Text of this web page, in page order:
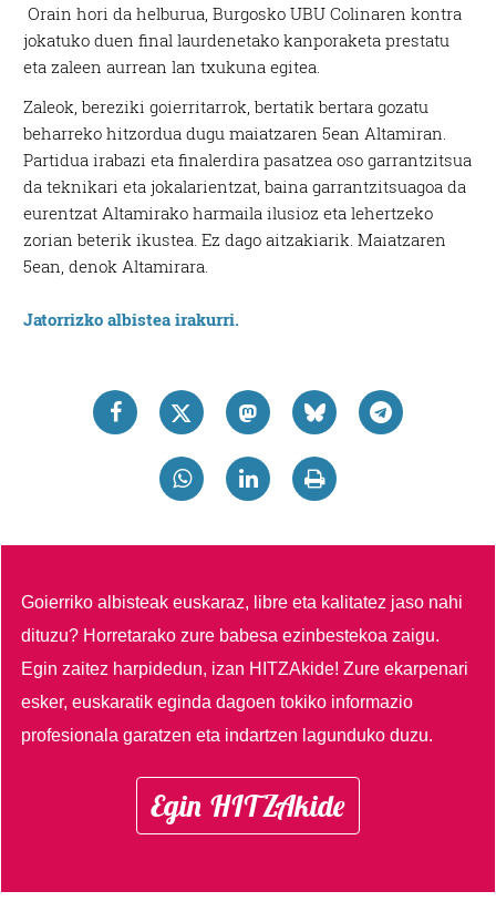
Orain hori da helburua, Burgosko UBU Colinaren kontra
jokatuko duen final laurdenetako kanporaketa prestatu
eta zaleen aurrean lan txukuna egitea.
Zaleok, bereziki goierritarrok, bertatik bertara gozatu
beharreko hitzordua dugu maiatzaren 5ean Altamiran.
Partidua irabazi eta finalerdira pasatzea oso garrantzitsua
da teknikari eta jokalarientzat, baina garrantzitsuagoa da
eurentzat Altamirako harmaila ilusioz eta lehertzeko
zorian beterik ikustea. Ez dago aitzakiarik. Maiatzaren
5ean, denok Altamirara.
Jatorrizko albistea irakurri.
Goierriko albisteak euskaraz, libre eta kalitatez jaso nahi
dituzu? Horretarako zure babesa ezinbestekoa zaigu.
Egin zaitez harpidedun, izan HITZAkide!Zure ekarpenari
esker, euskaratik eginda dagoen tokiko informazio
profesionala garatzen eta indartzen lagunduko duzu.
Egin HITZAkide